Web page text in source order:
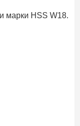
марки HSS W18.